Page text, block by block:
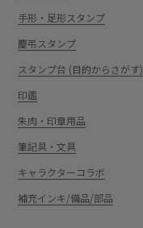
手形・足形スタンプ
慶弔スタンプ
スタンプ台 (目的からさがす)
印鑑
朱肉・印章用品
筆記具・文具
キャラクターコラボ
補充インキ/備品/部品